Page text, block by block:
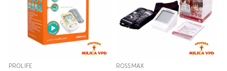
PROLIFE ROSSMAX